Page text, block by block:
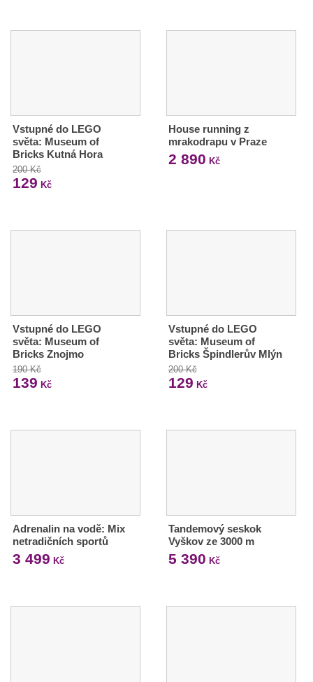
Vstupné do LEGO
světa: Museum of
Bricks Kutná Hora
200 Kč
129 Kč
House running z
mrakodrapu v Praze
2 890 Kč
Vstupné do LEGO
světa: Museum of
Bricks Znojmo
190 Kč
139 Kč
Vstupné do LEGO
světa: Museum of
Bricks Špindlerův Mlýn
200 Kč
129 Kč
Adrenalin na vodě: Mix
netradičních sportů
3 499 Kč
Tandemový seskok
Vyškov ze 3000 m
5 390 Kč